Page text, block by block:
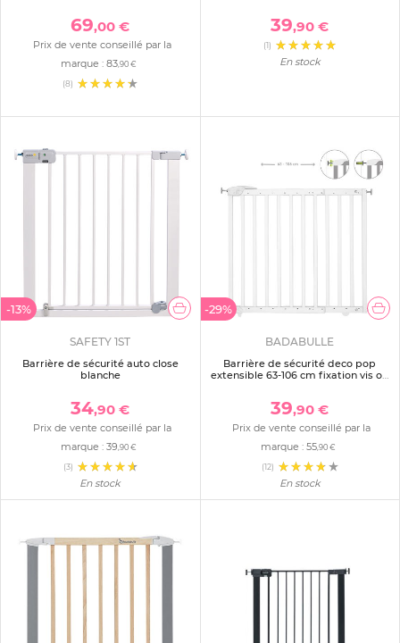
69,00 €
Prix de vente conseillé par la
marque : 83,90 €
(8)
39,90 €
(1)
En stock
-13%
SAFETY 1ST
Barrière de sécurité auto close
blanche
34,90 €
Prix de vente conseillé par la
marque : 39,90 €
(3)
En stock
-29%
BADABULLE
Barrière de sécurité deco pop
extensible 63-106 cm fixation vis ou
39,90 €
Prix de vente conseillé par la
marque : 55,90 €
(12)
En stock